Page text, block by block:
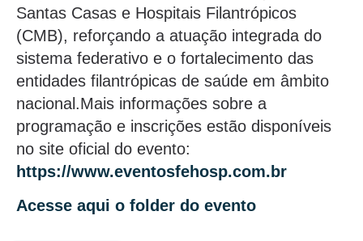
Santas Casas e Hospitais Filantrópicos
(CMB), reforçando a atuação integrada do
sistema federativo e o fortalecimento das
entidades filantrópicas de saúde em âmbito
nacional.Mais informações sobre a
programação e inscrições estão disponíveis
no site oficial do evento:
https://www.eventosfehosp.com.br
Acesse aqui o folder do evento